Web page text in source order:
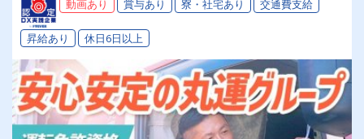
動画あり 賞与あり 寮・社宅あり 交通費支給
昇給あり 休日6日以上